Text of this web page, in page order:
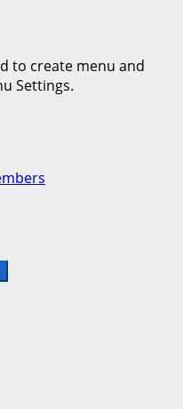
to create menu and
Settings.